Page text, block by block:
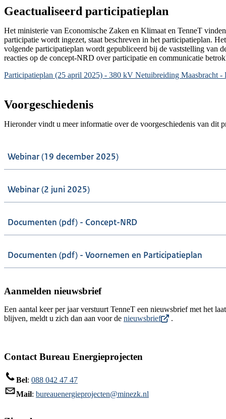
Geactualiseerd participatieplan
Het ministerie van Economische Zaken en Klimaat en TenneT
participatie wordt ingezet, staat beschreven in het participatieplan.
volgende participatieplan wordt gepubliceerd bij de vaststelling van
reacties op de concept-NRD over participatie en communicatie
Document
Participatieplan (25 april 2025) - 380 kV Netuibreiding Maasbracht
Voorgeschiedenis
Hieronder vindt u meer informatie over de voorgeschiedenis van dit
Webinar (19 december 2025)
Webinar (2 juni 2025)
Documenten (pdf) - Concept-NRD
Documenten (pdf) - Voornemen en Participatieplan
Aanmelden nieuwsbrief
Een aantal keer per jaar verstuurt TenneT een nieuwsbrief met het
blijven, meldt u zich dan aan voor de nieuwsbrief .
Contact Bureau Energieprojecten
Bel: 088 042 47 47
Mail: bureauenergieprojecten@minezk.nl